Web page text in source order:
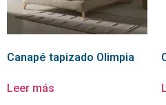
Canapé tapizado Olimpia
Leer más